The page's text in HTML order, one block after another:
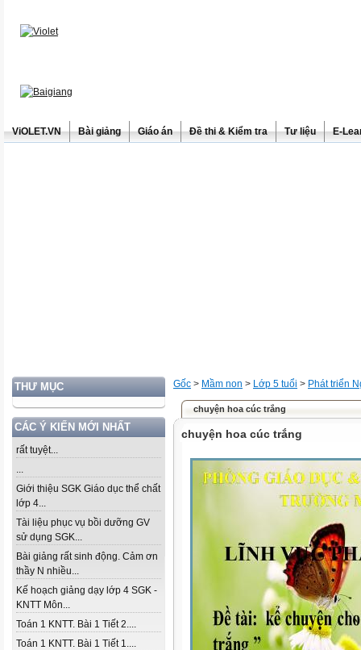
ViOLET.VN Bài giảng Giáo án Đề thi & Kiểm tra Tư liệu E-
THƯ MỤC
CÁC Ý KIẾN MỚI NHẤT
rất tuyệt...
...
Giới thiệu SGK Giáo dục thể chất
lớp 4...
Tài liệu phục vụ bồi dưỡng GV
sử dụng SGK...
Bài giảng rất sinh động. Cảm ơn
thầy N nhiều...
Kế hoạch giảng dạy lớp 4 SGK -
KNTT Môn...
Toán 1 KNTT. Bài 1 Tiết 2....
Toán 1 KNTT. Bài 1 Tiết 1....
Gốc > Mầm non > Lớp 5 tuổi > Phát triển
chuyện hoa cúc trắng
chuyện hoa cúc trắng